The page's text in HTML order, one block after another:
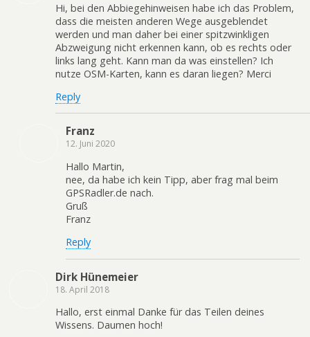
Hi, bei den Abbiegehinweisen habe ich das Problem,
dass die meisten anderen Wege ausgeblendet
werden und man daher bei einer spitzwinkligen
Abzweigung nicht erkennen kann, ob es rechts oder
links lang geht. Kann man da was einstellen? Ich
nutze OSM-Karten, kann es daran liegen? Merci
Reply
Franz
12. Juni 2020
Hallo Martin,
nee, da habe ich kein Tipp, aber frag mal beim
GPSRadler.de nach.
Gruß
Franz
Reply
Dirk Hünemeier
18. April 2018
Hallo, erst einmal Danke für das Teilen deines
Wissens. Daumen hoch!